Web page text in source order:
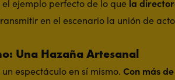
ejemplo perfecto de lo que la
en el escenario la unión de
Una Hazaña Artesanal
espectáculo en sí mismo. Con más